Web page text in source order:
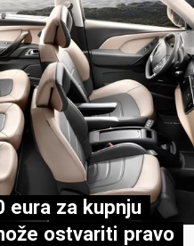
eura za kupnju
ostvariti pravo